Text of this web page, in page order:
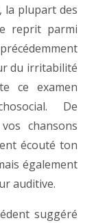
la plupart des
reprit parmi
du irritabilité
ce examen
De
chansons
écouté ton
également
auditive.
suggéré